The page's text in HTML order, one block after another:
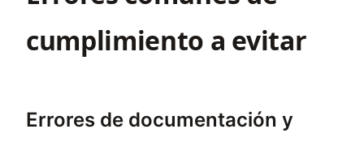
cumplimiento a evitar
Errores de documentación y